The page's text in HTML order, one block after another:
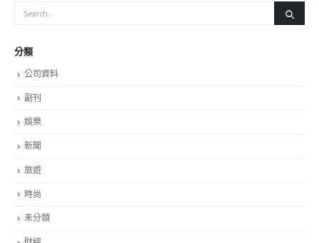
分類
公司資料
副刊
娛樂
新聞
旅遊
時尚
未分類